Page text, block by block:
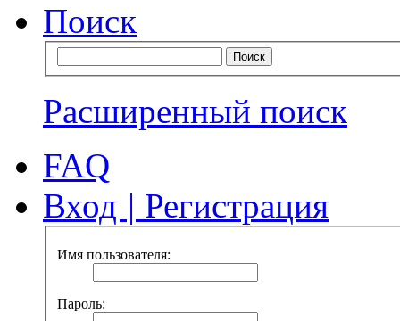
Поиск
Расширенный поиск
FAQ
Вход | Регистрация
Имя пользователя:
Пароль: